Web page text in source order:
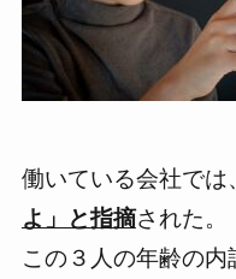
働いている会社では
よ」と指摘された。
この３人の年齢の内